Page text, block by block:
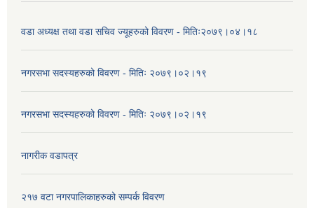
वडा अध्यक्ष तथा वडा सचिव ज्यूहरुको विवरण - मितिः२०७९।०४।१८
नगरसभा सदस्यहरुको विवरण - मितिः २०७९।०२।१९
नगरसभा सदस्यहरुको विवरण - मितिः २०७९।०२।१९
नागरीक वडापत्र
२१७ वटा नगरपालिकाहरुको सम्पर्क विवरण